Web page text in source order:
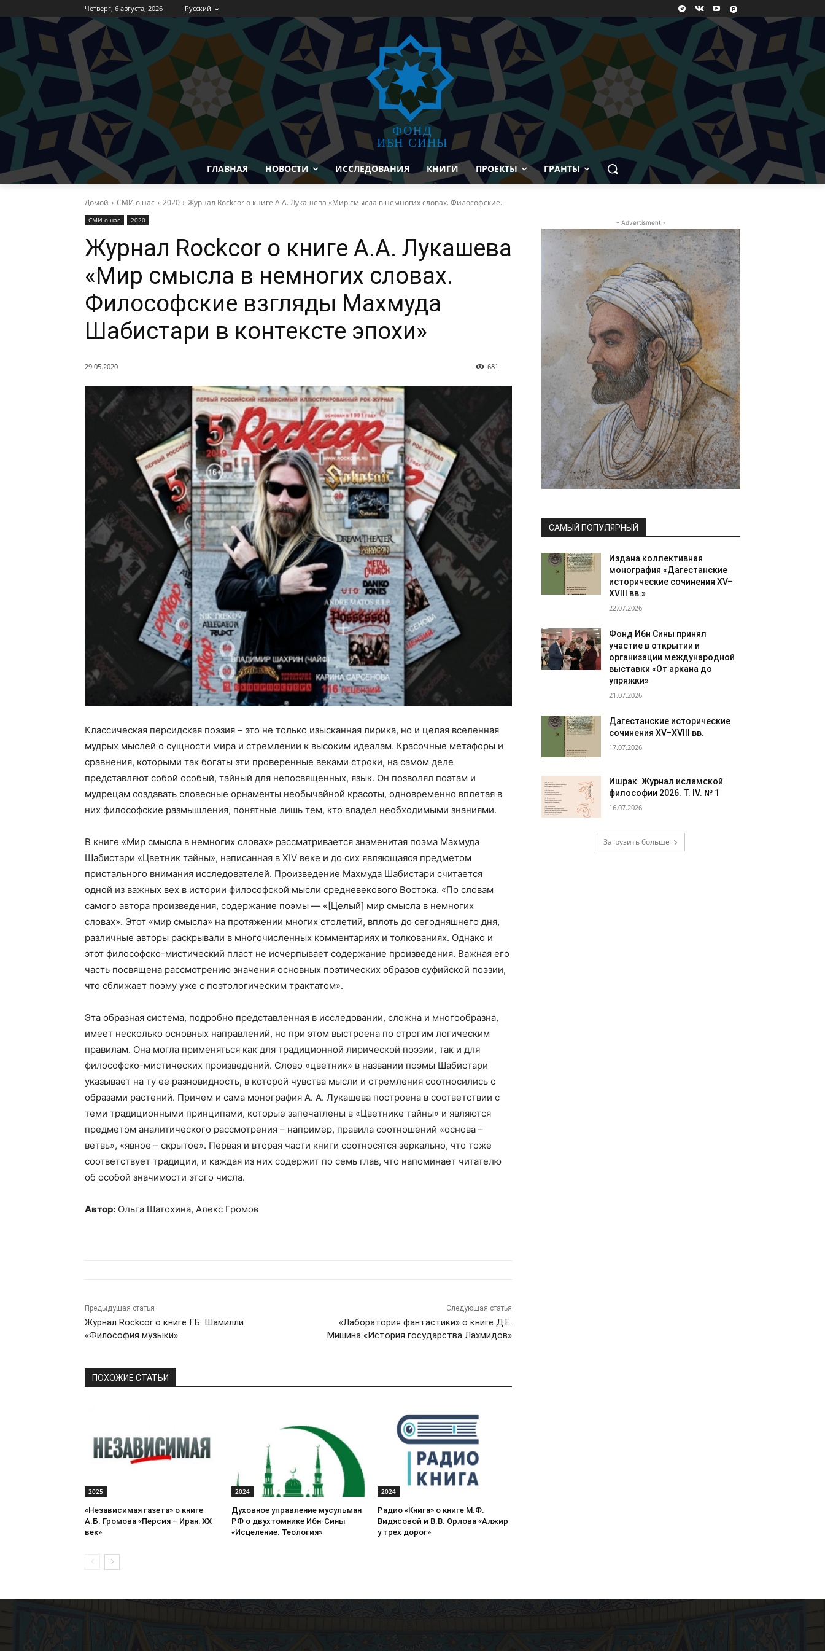
Четверг, 6 августа, 2026 Русский
ФОНД
ИБН СИНЫ
ГЛАВНАЯ НОВОСТИ ИССЛЕДОВАНИЯ КНИГИ ПРОЕКТЫ ГРАНТЫ
Домой СМИ о нас 2020 Журнал Rockcor о книге А.А. Лукашева «Мир смысла в немногих словах. Философские...
СМИ о нас 2020
Журнал Rockcor о книге А.А. Лукашева
«Мир смысла в немногих словах.
Философские взгляды Махмуда
Шабистари в контексте эпохи»
29.05.2020 681
Классическая персидская поэзия – это не только изысканная лирика, но и целая вселенная
мудрых мыслей о сущности мира и стремлении к высоким идеалам. Красочные метафоры и
сравнения, которыми так богаты эти проверенные веками строки, на самом деле
представляют собой особый, тайный для непосвященных, язык. Он позволял поэтам и
мудрецам создавать словесные орнаменты необычайной красоты, одновременно вплетая в
них философские размышления, понятные лишь тем, кто владел необходимыми знаниями.
В книге «Мир смысла в немногих словах» рассматривается знаменитая поэма Махмуда
Шабистари «Цветник тайны», написанная в XIV веке и до сих являющаяся предметом
пристального внимания исследователей. Произведение Махмуда Шабистари считается
одной из важных вех в истории философской мысли средневекового Востока. «По словам
самого автора произведения, содержание поэмы — «[Целый] мир смысла в немногих
словах». Этот «мир смысла» на протяжении многих столетий, вплоть до сегодняшнего дня,
различные авторы раскрывали в многочисленных комментариях и толкованиях. Однако и
этот философско-мистический пласт не исчерпывает содержание произведения. Важная его
часть посвящена рассмотрению значения основных поэтических образов суфийской поэзии,
что сближает поэму уже с поэтологическим трактатом».
Эта образная система, подробно представленная в исследовании, сложна и многообразна,
имеет несколько основных направлений, но при этом выстроена по строгим логическим
правилам. Она могла применяться как для традиционной лирической поэзии, так и для
философско-мистических произведений. Слово «цветник» в названии поэмы Шабистари
указывает на ту ее разновидность, в которой чувства мысли и стремления соотносились с
образами растений. Причем и сама монография А. А. Лукашева построена в соответствии с
теми традиционными принципами, которые запечатлены в «Цветнике тайны» и являются
предметом аналитического рассмотрения – например, правила соотношений «основа –
ветвь», «явное – скрытое». Первая и вторая части книги соотносятся зеркально, что тоже
соответствует традиции, и каждая из них содержит по семь глав, что напоминает читателю
об особой значимости этого числа.
Автор: Ольга Шатохина, Алекс Громов
Предыдущая статья
Журнал Rockcor о книге Г.Б. Шамилли
«Философия музыки»
Следующая статья
«Лаборатория фантастики» о книге Д.Е.
Мишина «История государства Лахмидов»
ПОХОЖИЕ СТАТЬИ
2025
«Независимая газета» о книге
А.Б. Громова «Персия – Иран: ХХ
век»
2024
Духовное управление мусульман
РФ о двухтомнике Ибн-Сины
«Исцеление. Теология»
2024
Радио «Книга» о книге М.Ф.
Видясовой и В.В. Орлова «Алжир
у трех дорог»
- Advertisment -
САМЫЙ ПОПУЛЯРНЫЙ
Издана коллективная
монография «Дагестанские
исторические сочинения XV–
XVIII вв.»
22.07.2026
Фонд Ибн Сины принял
участие в открытии и
организации международной
выставки «От аркана до
упряжки»
21.07.2026
Дагестанские исторические
сочинения XV–XVIII вв.
17.07.2026
Ишрак. Журнал исламской
философии 2026. Т. IV. № 1
16.07.2026
Загрузить больше